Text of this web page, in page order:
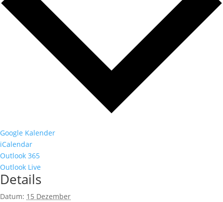
Google Kalender
iCalendar
Outlook 365
Outlook Live
Details
Datum: 15 Dezember